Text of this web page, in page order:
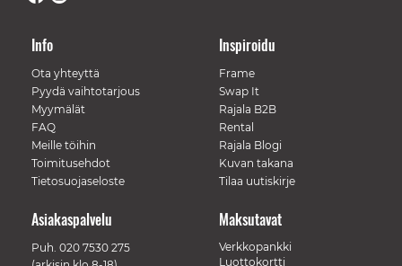
Info
Ota yhteyttä
Pyydä vaihtotarjous
Myymälät
FAQ
Meille töihin
Toimitusehdot
Tietosuojaseloste
Inspiroidu
Frame
Swap It
Rajala B2B
Rental
Rajala Blogi
Kuvan takana
Tilaa uutiskirje
Maksutavat
Verkkopankki
Luottokortti
Asiakaspalvelu
Puh. 020 7530 275